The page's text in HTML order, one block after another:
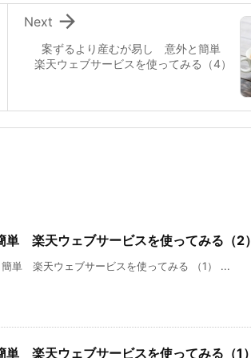
案ずるより産むが易し 意外と簡単
楽天ウェブサービスを使ってみる（4）

Next
楽天ウェブサービスを使ってみる（2）
単 楽天ウェブサービスを使ってみる （1） ...
楽天ウェブサービスを使ってみる（1）